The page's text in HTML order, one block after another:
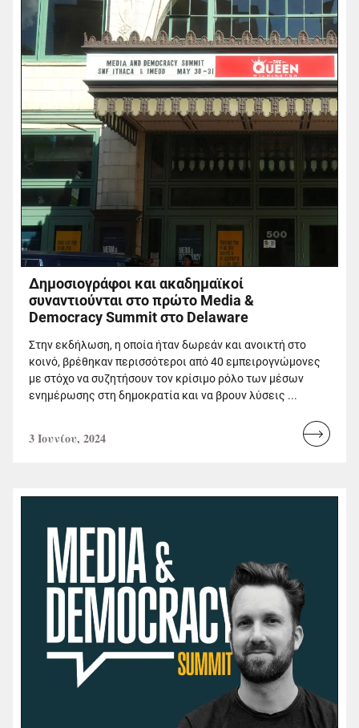
Δημοσιογράφοι και ακαδημαϊκοί
συναντιούνται στο πρώτο Media &
Democracy Summit στο Delaware
Στην εκδήλωση, η οποία ήταν δωρεάν και ανοικτή στο
κοινό, βρέθηκαν περισσότεροι από 40 εμπειρογνώμονες
με στόχο να συζητήσουν τον κρίσιμο ρόλο των μέσων
ενημέρωσης στη δημοκρατία και να βρουν λύσεις ...
3 Ιουνίου, 2024
Read